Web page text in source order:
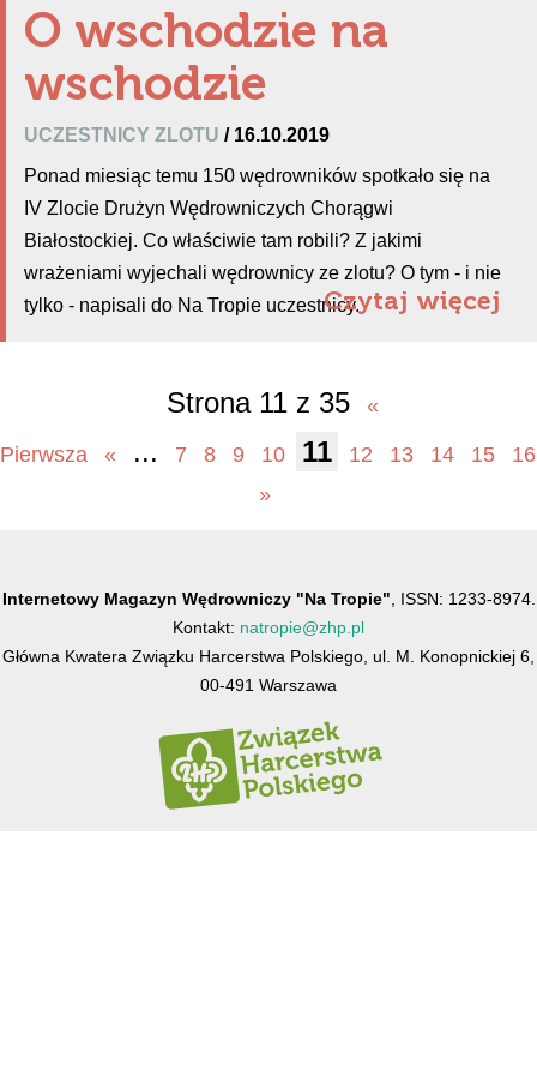
O wschodzie na
wschodzie
UCZESTNICY ZLOTU / 16.10.2019
Ponad miesiąc temu 150 wędrowników spotkało się na
IV Zlocie Drużyn Wędrowniczych Chorągwi
Białostockiej. Co właściwie tam robili? Z jakimi
wrażeniami wyjechali wędrownicy ze zlotu? O tym - i nie
tylko - napisali do Na Tropie uczestnicy.Czytaj więcej
Strona 11 z 35 «
Pierwsza « ... 7 8 9 10 11 12 13 14 15
16
»
Internetowy Magazyn Wędrowniczy "Na Tropie" , ISSN: 1233-8974.
Kontakt: natropie@zhp.pl
Główna Kwatera Związku Harcerstwa Polskiego, ul. M. Konopnickiej 6,
00-491 Warszawa